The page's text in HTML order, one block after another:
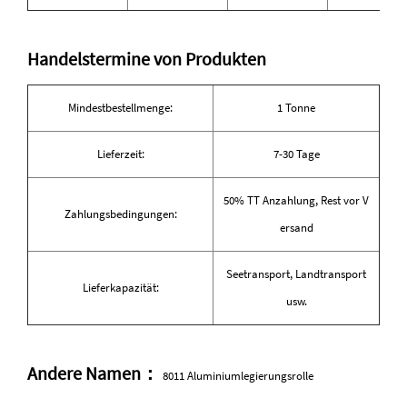
Handelstermine von Produkten
Mindestbestellmenge: 1 Tonne
Lieferzeit: 7-30 Tage
Zahlungsbedingungen:
50% TT Anzahlung, Rest vor V
ersand
Lieferkapazität:
Seetransport, Landtransport
usw.
Andere Namen： 8011 Aluminiumlegierungsrolle